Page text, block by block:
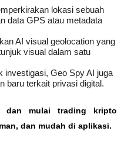
lokasi sebuah
data GPS atau metadata
AI visual geolocation yang
visual dalam satu
investigasi, Geo Spy AI juga
baru terkait privasi digital.
dan mulai trading kripto
dan mudah di aplikasi.